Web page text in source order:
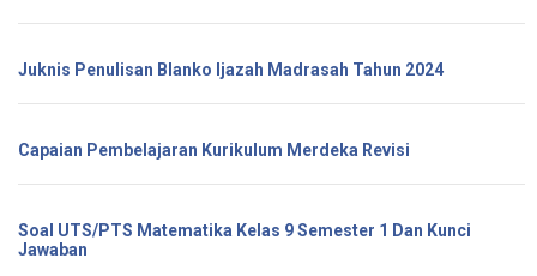
Juknis Penulisan Blanko Ijazah Madrasah Tahun 2024
Capaian Pembelajaran Kurikulum Merdeka Revisi
Soal UTS/PTS Matematika Kelas 9 Semester 1 Dan Kunci
Jawaban